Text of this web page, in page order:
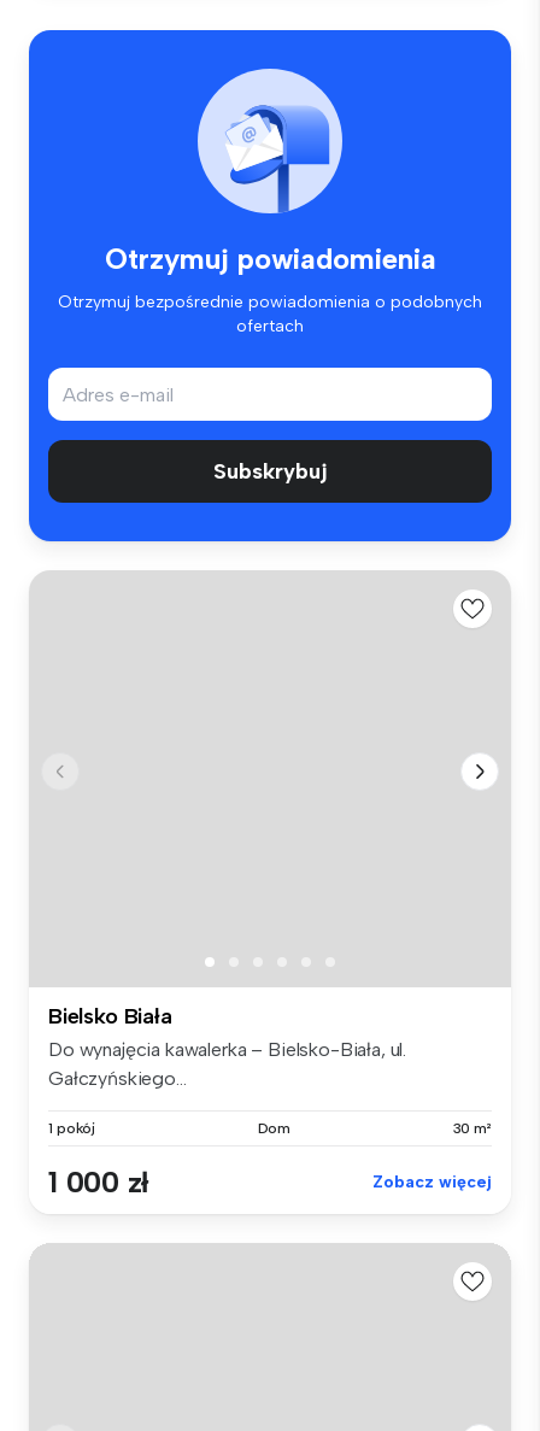
Otrzymuj powiadomienia
Otrzymuj bezpośrednie powiadomienia o podobnych
ofertach
Subskrybuj
Bielsko Biała
Do wynajęcia kawalerka – Bielsko-Biała, ul.
Gałczyńskiego...
1 pokój Dom 30 m²
1 000 zł Zobacz więcej